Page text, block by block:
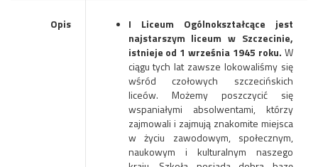
Opis
I Liceum Ogólnokształcące jest
najstarszym liceum w Szczecinie,
istnieje od 1 września 1945 roku. W
ciągu tych lat zawsze lokowaliśmy się
wśród czołowych szczecińskich
liceów. Możemy poszczycić się
wspaniałymi absolwentami, którzy
zajmowali i zajmują znakomite miejsca
w życiu zawodowym, społecznym,
naukowym i kulturalnym naszego